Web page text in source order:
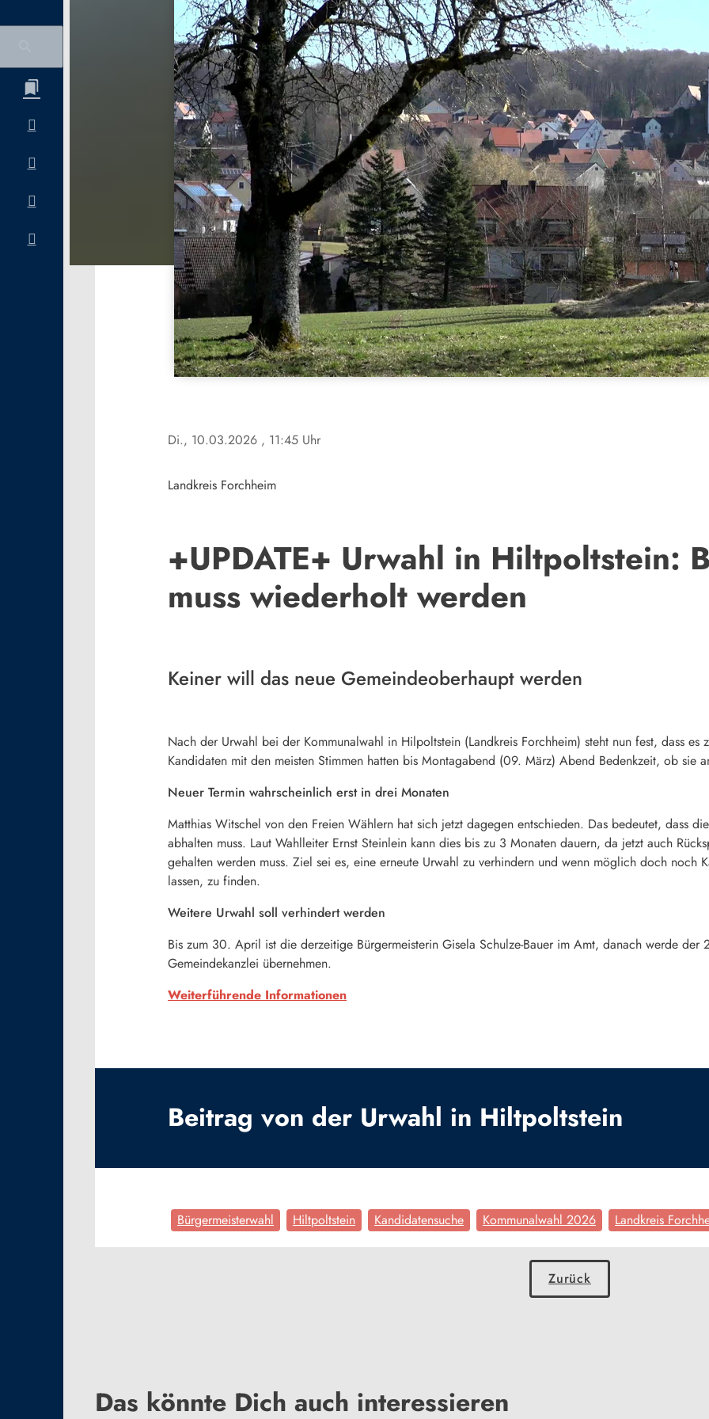
Di., 10.03.2026 , 11:45 Uhr
Landkreis Forchheim
+UPDATE+ Urwahl in Hiltpoltstein:
muss wiederholt werden
Keiner will das neue Gemeindeoberhaupt werden
Nach der Urwahl bei der Kommunalwahl in Hilpoltstein (Landkreis Forchheim) steht nun fest, dass
Kandidaten mit den meisten Stimmen hatten bis Montagabend (09. März) Abend Bedenkzeit, ob sie
Neuer Termin wahrscheinlich erst in drei Monaten
Matthias Witschel von den Freien Wählern hat sich jetzt dagegen entschieden. Das bedeutet, dass
abhalten muss. Laut Wahlleiter Ernst Steinlein kann dies bis zu 3 Monaten dauern, da jetzt auch
gehalten werden muss. Ziel sei es, eine erneute Urwahl zu verhindern und wenn möglich doch noch
lassen, zu finden.
Weitere Urwahl soll verhindert werden
Bis zum 30. April ist die derzeitige Bürgermeisterin Gisela Schulze-Bauer im Amt, danach werde der
Gemeindekanzlei übernehmen.
Weiterführende Informationen
Beitrag von der Urwahl in Hiltpoltstein
Bürgermeisterwahl Hiltpoltstein Kandidatensuche Kommunalwahl 2026 Landkreis
Zurück
Das könnte Dich auch interessieren